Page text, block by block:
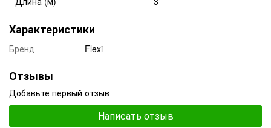
Характеристики
Бренд Flexi
Отзывы
Добавьте первый отзыв
Написать отзыв